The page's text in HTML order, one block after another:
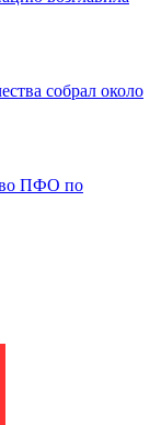
собрал около
ПФО по